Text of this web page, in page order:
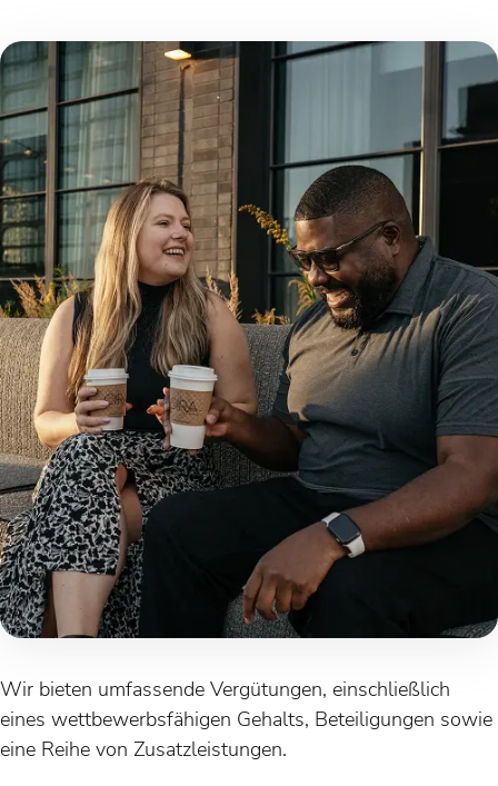
Wir bieten umfassende Vergütungen, einschließlich
eines wettbewerbsfähigen Gehalts, Beteiligungen sowie
eine Reihe von Zusatzleistungen.